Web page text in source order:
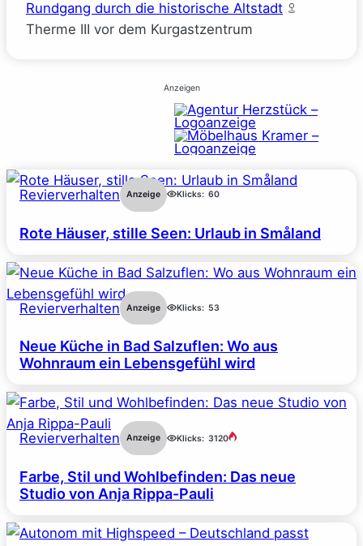
Rundgang durch die historische Altstadt
Therme III vor dem Kurgastzentrum
Anzeigen
Revierverhalten Anzeige Klicks: 60
Rote Häuser, stille Seen: Urlaub in Småland
Revierverhalten Anzeige Klicks: 53
Neue Küche in Bad Salzuflen: Wo aus
Wohnraum ein Lebensgefühl wird
Revierverhalten Anzeige Klicks: 3120
Farbe, Stil und Wohlbefinden: Das neue
Studio von Anja Rippa-Pauli